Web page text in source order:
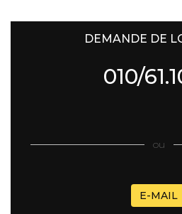
DEMANDE DE
010/
ou
E-MAIL